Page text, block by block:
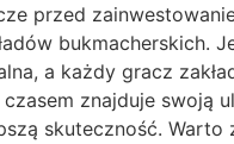
przed
bukmacherskich.
a każdy gracz
znajduje swoją
skuteczność. Warto